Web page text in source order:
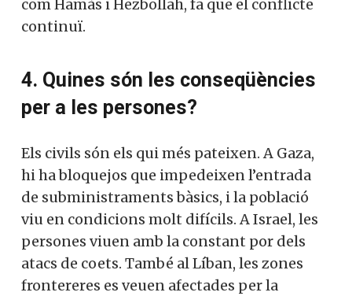
com Hamàs i Hezbollah, fa que el conflicte
continuï.
4. Quines són les conseqüències
per a les persones?
Els civils són els qui més pateixen. A Gaza,
hi ha bloquejos que impedeixen l’entrada
de subministraments bàsics, i la població
viu en condicions molt difícils. A Israel, les
persones viuen amb la constant por dels
atacs de coets. També al Líban, les zones
frontereres es veuen afectades per la